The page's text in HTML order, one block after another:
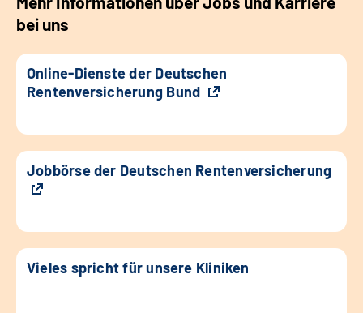
bei uns
Online-Dienste der Deutschen
Rentenversicherung Bund
Jobbörse der Deutschen Rentenversicherung
Vieles spricht für unsere Kliniken